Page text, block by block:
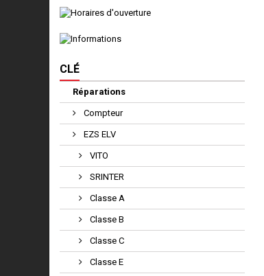
CLÉ
Réparations
Compteur
EZS ELV
VITO
SRINTER
Classe A
Classe B
Classe C
Classe E